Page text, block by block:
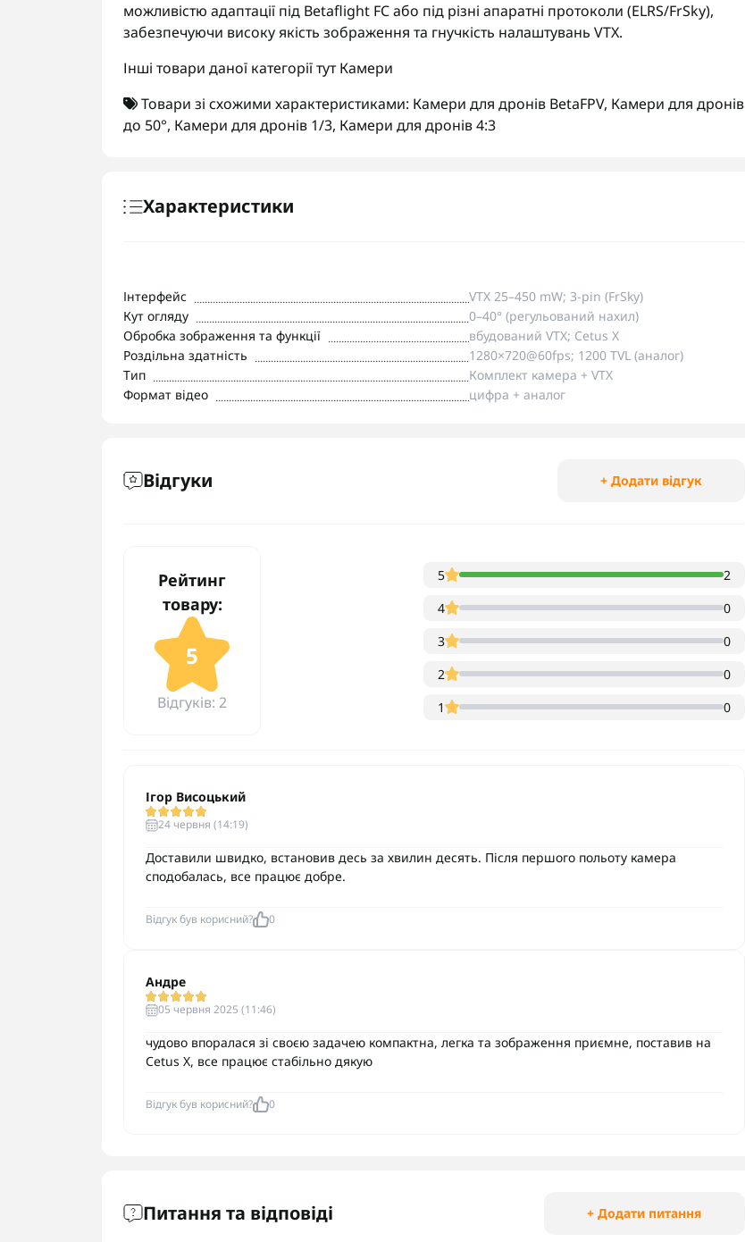
можливістю адаптації під Betaflight FC або під різні апаратні протоколи (ELRS/FrSky),
забезпечуючи високу якість зображення та гнучкість налаштувань VTX.
Інші товари даної категорії тутКамери
Товари зі схожими характеристиками: Камери для дронів BetaFPV, Камери для дронів
до 50°, Камери для дронів 1/3, Камери для дронів 4:3
Характеристики
Інтерфейс
VTX 25–450 mW; 3-pin (FrSky)
Кут огляду
0–40° (регульований нахил)
Обробка зображення та функції
вбудований VTX; Cetus X
Роздільна здатність
1280×720@60fps; 1200 TVL (аналог)
Тип
Комплект камера + VTX
Формат відео
цифра + аналог
Відгуки + Додати відгук
Рейтинг
товару:
5
Відгуків: 2
5
2
4
0
3
0
2
0
1
0
Ігор Висоцький
24 червня (14:19)
Доставили швидко, встановив десь за хвилин десять. Після першого польоту камера
сподобалась, все працює добре.
Відгук був корисний? 0
Андре
05 червня 2025 (11:46)
чудово впоралася зі своєю задачею компактна, легка та зображення приємне, поставив на
Cetus X, все працює стабільно дякую
Відгук був корисний? 0
Питання та відповіді + Додати питання